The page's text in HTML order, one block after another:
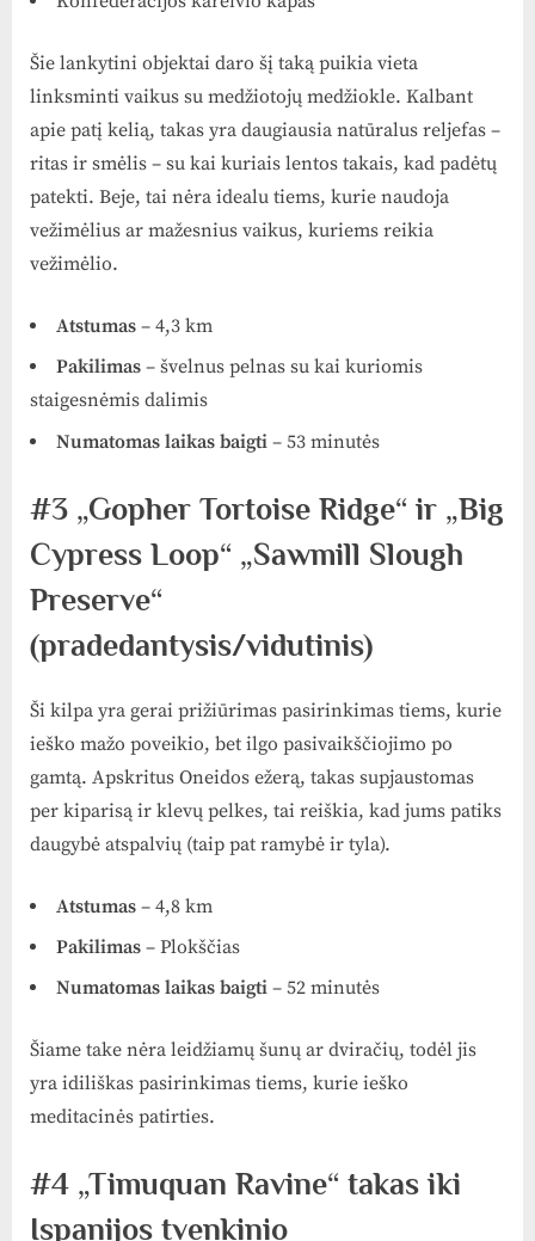
Šie lankytini objektai daro šį taką puikia vieta
linksminti vaikus su medžiotojų medžiokle. Kalbant
apie patį kelią, takas yra daugiausia natūralus reljefas –
ritas ir smėlis – su kai kuriais lentos takais, kad padėtų
patekti. Beje, tai nėra idealu tiems, kurie naudoja
vežimėlius ar mažesnius vaikus, kuriems reikia
vežimėlio.
Atstumas – 4,3 km
Pakilimas – švelnus pelnas su kai kuriomis
staigesnėmis dalimis
Numatomas laikas baigti – 53 minutės
#3 „Gopher Tortoise Ridge“ ir „Big
Cypress Loop“ „Sawmill Slough
Preserve“
(pradedantysis/vidutinis)
Ši kilpa yra gerai prižiūrimas pasirinkimas tiems, kurie
ieško mažo poveikio, bet ilgo pasivaikščiojimo po
gamtą. Apskritus Oneidos ežerą, takas supjaustomas
per kiparisą ir klevų pelkes, tai reiškia, kad jums patiks
daugybė atspalvių (taip pat ramybė ir tyla).
Atstumas – 4,8 km
Pakilimas – Plokščias
Numatomas laikas baigti – 52 minutės
Šiame take nėra leidžiamų šunų ar dviračių, todėl jis
yra idiliškas pasirinkimas tiems, kurie ieško
meditacinės patirties.
#4 „Timuquan Ravine“ takas iki
Ispanijos tvenkinio